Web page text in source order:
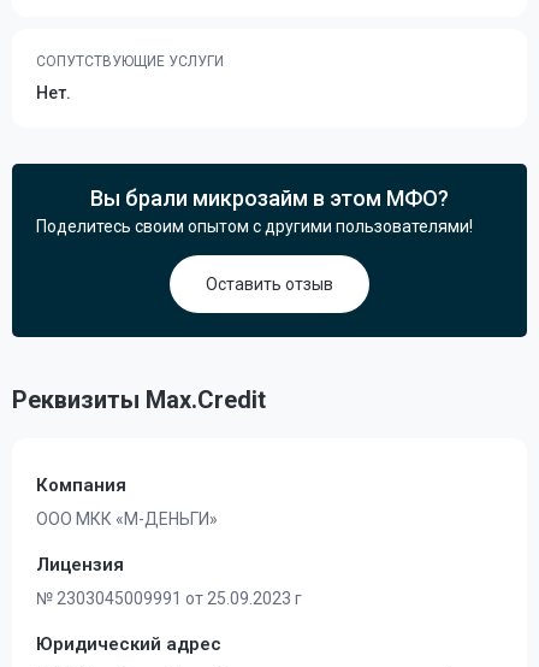
СОПУТСТВУЮЩИЕ УСЛУГИ
Нет.
Вы брали микрозайм в этом МФО?
Поделитесь своим опытом с другими пользователями!
Оставить отзыв
Реквизиты Max.Credit
Компания
ООО МКК «М-ДЕНЬГИ»
Лицензия
№ 2303045009991 от 25.09.2023 г
Юридический адрес